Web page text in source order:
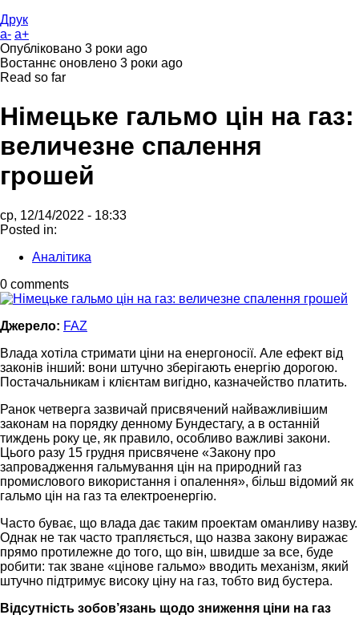
Друк
a- a+
Опубліковано 3 роки ago
Востаннє оновлено 3 роки ago
Read so far
Німецьке гальмо цін на газ:
величезне спалення
грошей
ср, 12/14/2022 - 18:33
Posted in:
Аналітика
0 comments
Джерело: FAZ
Влада хотіла стримати ціни на енергоносії. Але ефект від
законів інший: вони штучно зберігають енергію дорогою.
Постачальникам і клієнтам вигідно, казначейство платить.
Ранок четверга зазвичай присвячений найважливішим
законам на порядку денному Бундестагу, а в останній
тиждень року це, як правило, особливо важливі закони.
Цього разу 15 грудня присвячене «Закону про
запровадження гальмування цін на природний газ
промислового використання і опалення», більш відомий як
гальмо цін на газ та електроенергію.
Часто буває, що влада дає таким проектам оманливу назву.
Однак не так часто трапляється, що назва закону виражає
прямо протилежне до того, що він, швидше за все, буде
робити: так зване «цінове гальмо» вводить механізм, який
штучно підтримує високу ціну на газ, тобто вид бустера.
Відсутність зобов’язань щодо зниження ціни на газ